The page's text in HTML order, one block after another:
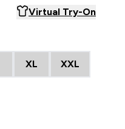
Virtual Try-On
XL XXL